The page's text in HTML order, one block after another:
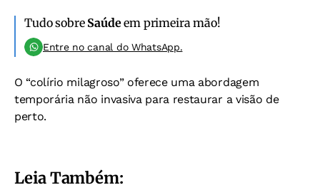
Tudo sobre Saúdeem primeira mão!
Entre no canal do WhatsApp.
O “colírio milagroso” oferece uma abordagem
temporária não invasiva para restaurar a visão de
perto.
Leia Também: